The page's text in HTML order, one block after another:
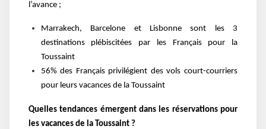
l’avance ;
Marrakech, Barcelone et Lisbonne sont les 3
destinations plébiscitées par les Français pour la
Toussaint
56% des Français privilégient des vols court-courriers
pour leurs vacances de la Toussaint
Quelles tendances émergent dans les réservations pour
les vacances de la Toussaint ?